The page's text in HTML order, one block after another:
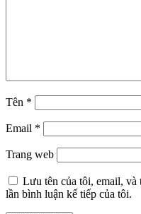
Tên *
Email *
Trang web
Lưu tên của tôi, email, và
lần bình luận kế tiếp của tôi.